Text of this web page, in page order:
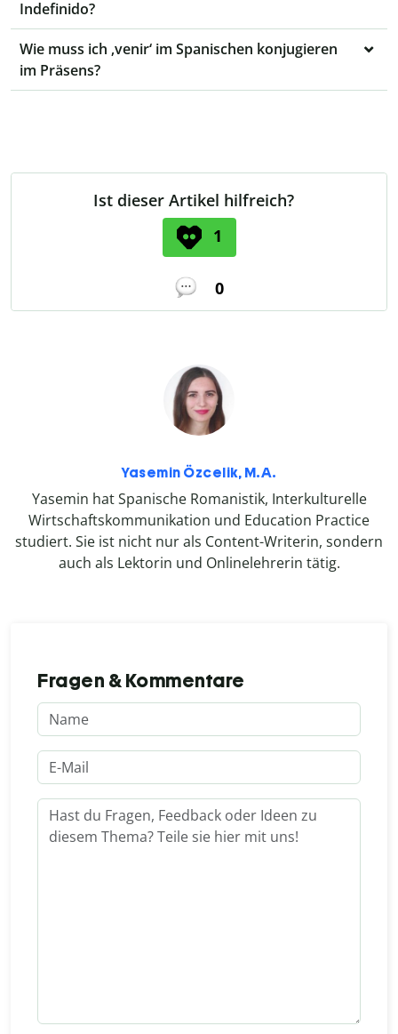
Indefinido?
Wie muss ich ‚venir‘ im Spanischen konjugieren
im Präsens?
Ist dieser Artikel hilfreich?
1
0
Yasemin Özcelik, M.A.
Yasemin hat Spanische Romanistik, Interkulturelle
Wirtschaftskommunikation und Education Practice
studiert. Sie ist nicht nur als Content-Writerin, sondern
auch als Lektorin und Onlinelehrerin tätig.
Fragen & Kommentare